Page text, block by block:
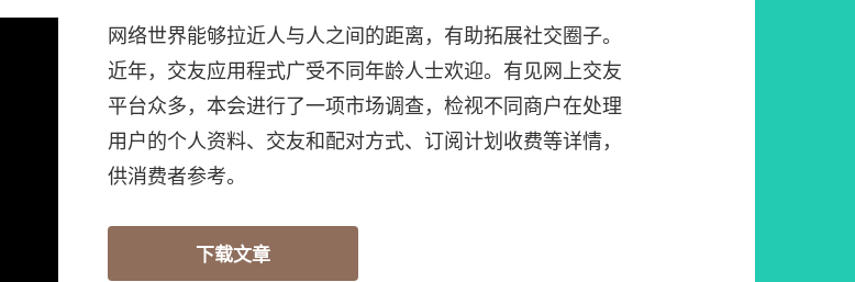
网络世界能够拉近人与人之间的距离，有助拓展社交圈子。
近年，交友应用程式广受不同年龄人士欢迎。有见网上交友
平台众多，本会进行了一项市场调查，检视不同商户在处理
用户的个人资料、交友和配对方式、订阅计划收费等详情，
供消费者参考。
下载文章